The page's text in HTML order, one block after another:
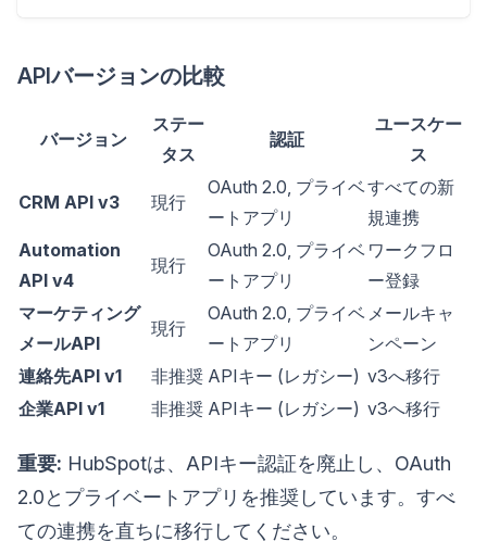
APIバージョンの比較
バージョン
ステー
タス
認証
ユースケー
ス
CRM API v3 現行
OAuth 2.0, プライベ
ートアプリ
すべての新
規連携
Automation
API v4
現行
OAuth 2.0, プライベ
ートアプリ
ワークフロ
ー登録
マーケティング
メールAPI
現行
OAuth 2.0, プライベ
ートアプリ
メールキャ
ンペーン
連絡先API v1
非推奨 APIキー (レガシー) v3へ移行
企業API v1
非推奨 APIキー (レガシー) v3へ移行
重要: HubSpotは、APIキー認証を廃止し、OAuth
2.0とプライベートアプリを推奨しています。すべ
ての連携を直ちに移行してください。